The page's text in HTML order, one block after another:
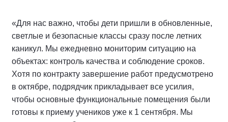
«Для нас важно, чтобы дети пришли в обновленные,
светлые и безопасные классы сразу после летних
каникул. Мы ежедневно мониторим ситуацию на
объектах: контроль качества и соблюдение сроков.
Хотя по контракту завершение работ предусмотрено
в октябре, подрядчик прикладывает все усилия,
чтобы основные функциональные помещения были
готовы к приему учеников уже к 1 сентября. Мы